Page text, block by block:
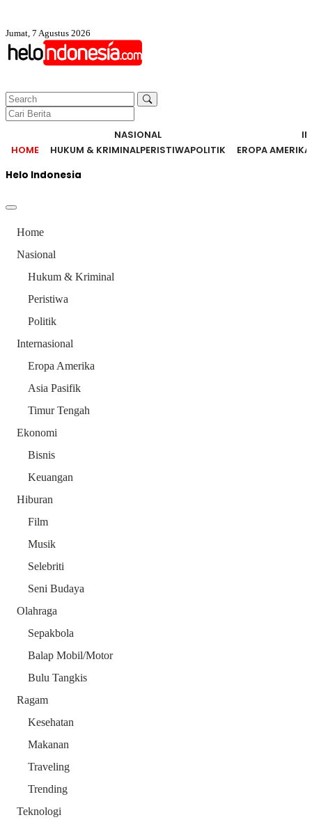
Jumat, 7 Agustus 2026
HOME
NASIONAL
HUKUM & KRIMINALPERISTIWAPOLITIK
EROPA AMERIKA
Helo Indonesia
Home
Nasional
Hukum & Kriminal
Peristiwa
Politik
Internasional
Eropa Amerika
Asia Pasifik
Timur Tengah
Ekonomi
Bisnis
Keuangan
Hiburan
Film
Musik
Selebriti
Seni Budaya
Olahraga
Sepakbola
Balap Mobil/Motor
Bulu Tangkis
Ragam
Kesehatan
Makanan
Traveling
Trending
Teknologi